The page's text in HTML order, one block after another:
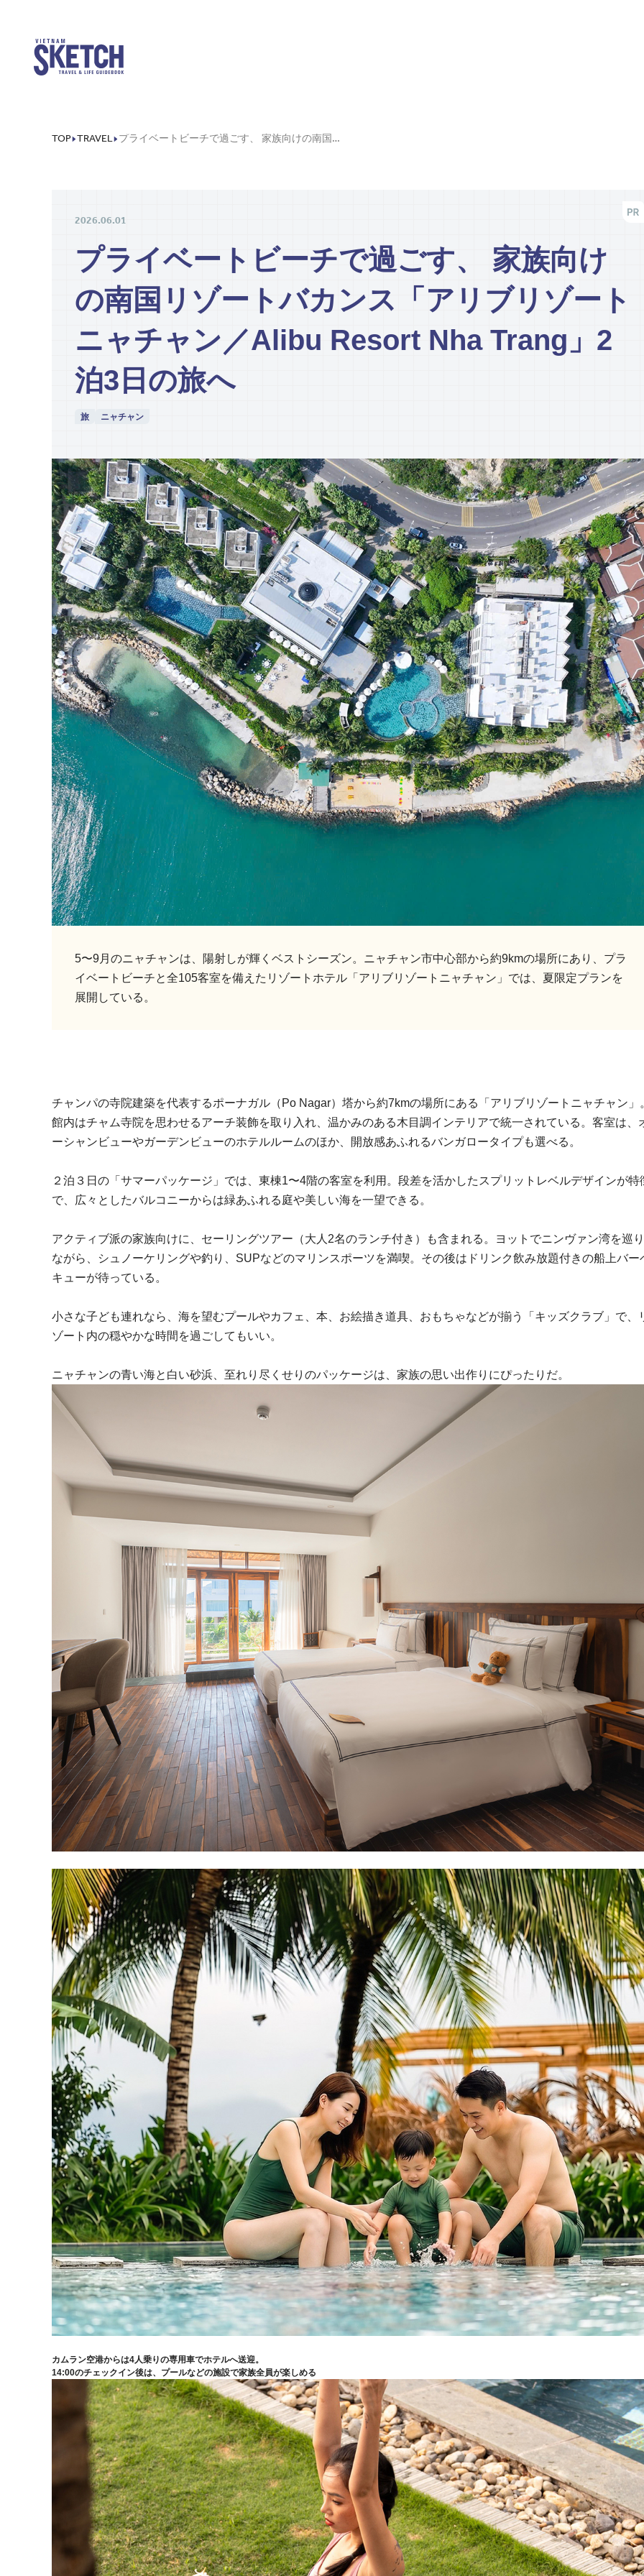
TOP TRAVEL プライベートビーチで過ごす、 家族向けの南国リゾートバカンス「アリブリゾートニャチャン／ALIBU RESORT NHA TRANG」2泊3日の旅へ
2026.06.01
プライベートビーチで過ごす、 家族向け
の南国リゾートバカンス「アリブリゾート
ニャチャン／Alibu Resort Nha Trang」2
泊3日の旅へ
旅 ニャチャン
5〜9月のニャチャンは、陽射しが輝くベストシーズン。ニャチャン市中心部から約9kmの場所にあり、プラ
イベートビーチと全105客室を備えたリゾートホテル「アリブリゾートニャチャン」では、夏限定プランを
展開している。
チャンパの寺院建築を代表するポーナガル（Po Nagar）塔から約7kmの場所にある「アリブリゾートニャチャン」
館内はチャム寺院を思わせるアーチ装飾を取り入れ、温かみのある木目調インテリアで統一されている。客室は、
ーシャンビューやガーデンビューのホテルルームのほか、開放感あふれるバンガロータイプも選べる。
２泊３日の「サマーパッケージ」では、東棟1〜4階の客室を利用。段差を活かしたスプリットレベルデザインが特
で、広々としたバルコニーからは緑あふれる庭や美しい海を一望できる。
アクティブ派の家族向けに、セーリングツアー（大人2名のランチ付き）も含まれる。ヨットでニンヴァン湾を巡り
ながら、シュノーケリングや釣り、SUPなどのマリンスポーツを満喫。その後はドリンク飲み放題付きの船上バー
キューが待っている。
小さな子ども連れなら、海を望むプールやカフェ、本、お絵描き道具、おもちゃなどが揃う「キッズクラブ」で、
ゾート内の穏やかな時間を過ごしてもいい。
ニャチャンの青い海と白い砂浜、至れり尽くせりのパッケージは、家族の思い出作りにぴったりだ。
カムラン空港からは4人乗りの専用車でホテルへ送迎。
14:00のチェックイン後は、プールなどの施設で家族全員が楽しめる